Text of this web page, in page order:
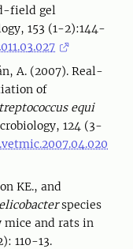
field gel
153 (1-2):144-
A. (2007). Real-
of
equi
124 (3-
KE., and
species
and rats in
110-13.